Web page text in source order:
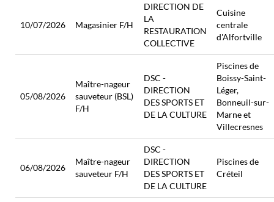
10/07/2026 Magasinier F/H
DIRECTION DE
LA
RESTAURATION
COLLECTIVE
Cuisine
centrale
d'Alfortville
05/08/2026
Maître-nageur
sauveteur (BSL)
F/H
DSC -
DIRECTION
DES SPORTS ET
DE LA CULTURE
Piscines de
Boissy-Saint-
Léger,
Bonneuil-sur-
Marne et
Villecresnes
06/08/2026
Maître-nageur
sauveteur F/H
DSC -
DIRECTION
DES SPORTS ET
DE LA CULTURE
Piscines de
Créteil